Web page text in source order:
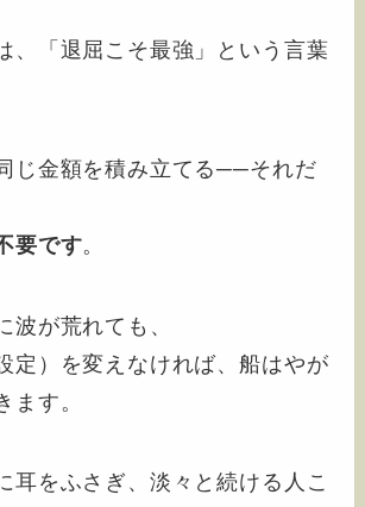
、「退屈こそ最強」という言葉
じ金額を積み立てる──それだ
要です。
波が荒れても、
定）を変えなければ、船はやが
ます。
耳をふさぎ、淡々と続ける人こ